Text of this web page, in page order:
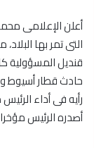
أعلن الإعلامى
التى تمر بها
قنديل المسؤولية
حادث قطار أسيوط
رأيه فى أداء
أصدره الرئيس